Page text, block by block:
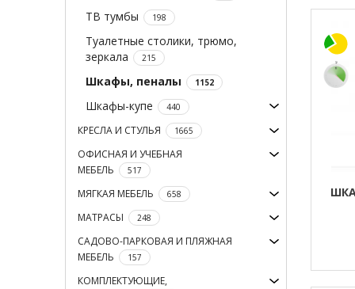
ТВ тумбы 198
Туалетные столики, трюмо,
зеркала
215
Шкафы, пеналы 1152
Шкафы-купе 440
КРЕСЛА И СТУЛЬЯ 1665
ОФИСНАЯ И УЧЕБНАЯ
МЕБЕЛЬ
517
МЯГКАЯ МЕБЕЛЬ 658
МАТРАСЫ 248
САДОВО-ПАРКОВАЯ И ПЛЯЖНАЯ
МЕБЕЛЬ
157
КОМПЛЕКТУЮЩИЕ,